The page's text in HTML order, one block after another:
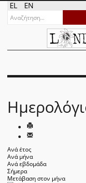
EL EN
Ανά έτος
Ανά μήνα
Ανά εβδομάδα
Σήμερα
Μετάβαση στον μήνα